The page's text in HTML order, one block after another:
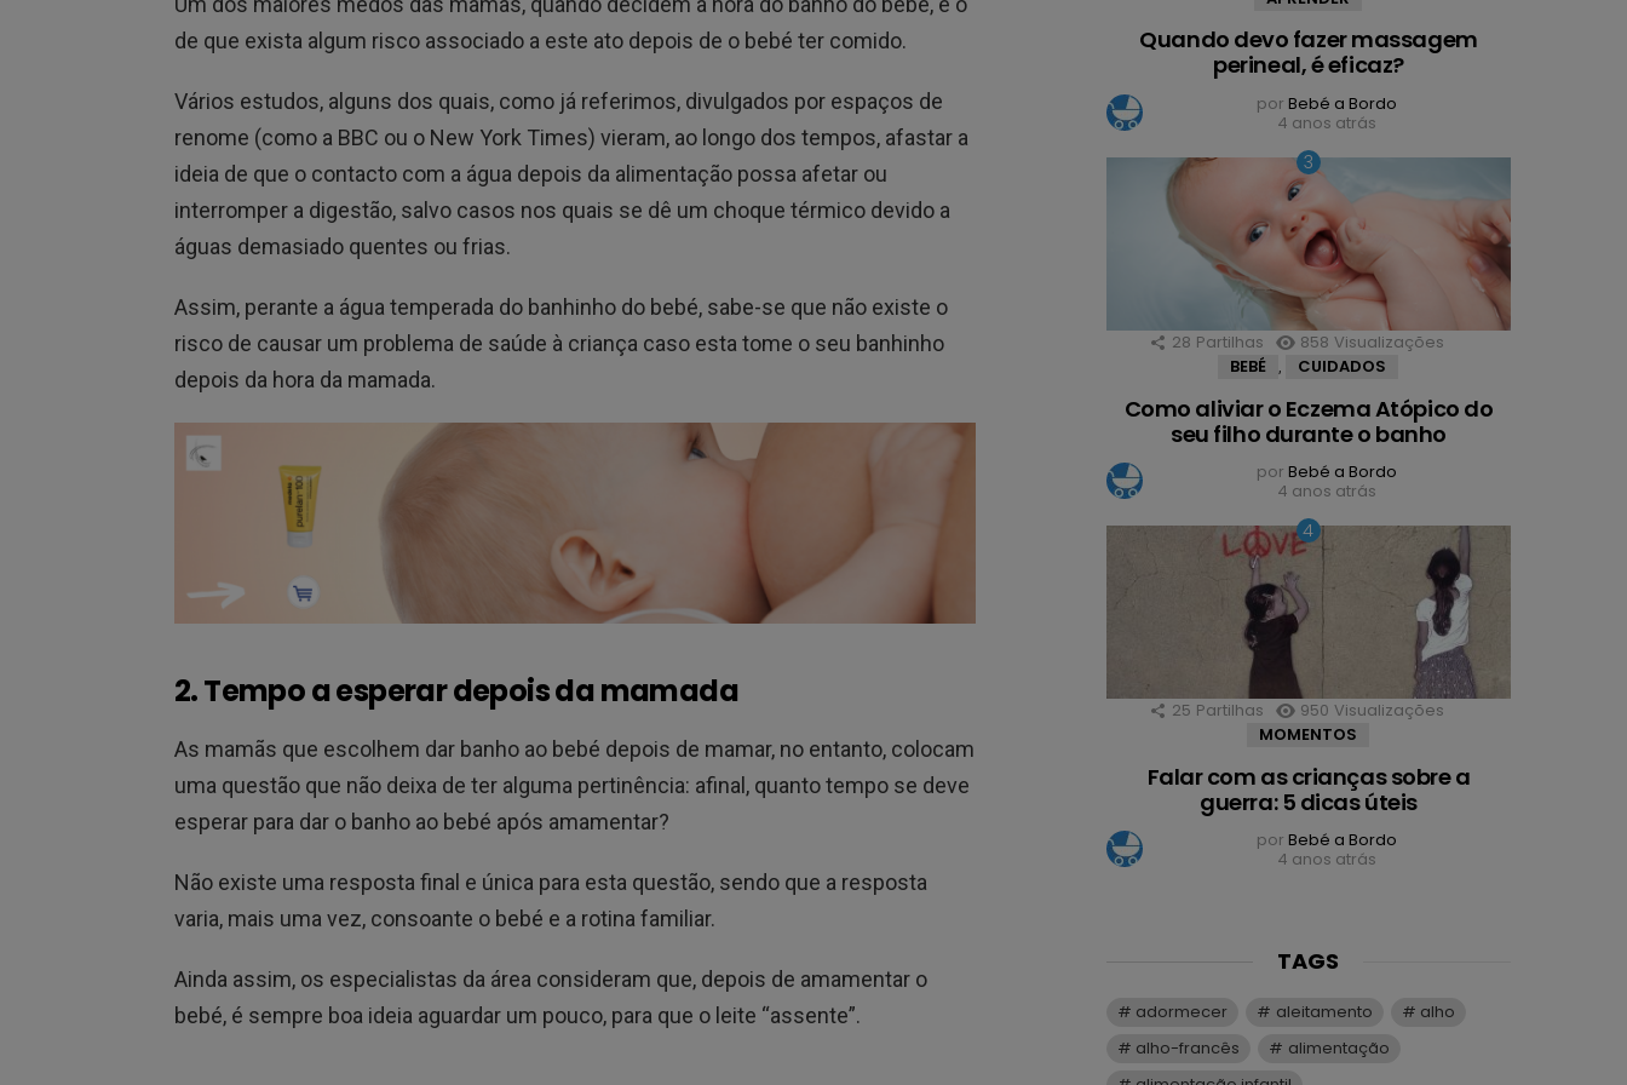
de que exista algum risco associado a este ato depois de o bebé ter comido.
Vários estudos, alguns dos quais, como já referimos, divulgados por espaços de
renome (como a BBC ou o New York Times) vieram, ao longo dos tempos, afastar a
ideia de que o contacto com a água depois da alimentação possa afetar ou
interromper a digestão, salvo casos nos quais se dê um choque térmico devido a
águas demasiado quentes ou frias.
Assim, perante a água temperada do banhinho do bebé, sabe-se que não existe o
risco de causar um problema de saúde à criança caso esta tome o seu banhinho
depois da hora da mamada.
2. Tempo a esperar depois da mamada
As mamãs que escolhem dar banho ao bebé depois de mamar, no entanto, colocam
uma questão que não deixa de ter alguma pertinência: afinal, quanto tempo se deve
esperar para dar o banho ao bebé após amamentar?
Não existe uma resposta final e única para esta questão, sendo que a resposta
varia, mais uma vez, consoante o bebé e a rotina familiar.
Ainda assim, os especialistas da área consideram que, depois de amamentar o
bebé, é sempre boa ideia aguardar um pouco, para que o leite “assente”.
Quando devo fazer massagem
perineal, é eficaz?
por Bebé a Bordo
4 anos atrás
28 Partilhas 858 Visualizações
BEBÉ
CUIDADOS
Como aliviar o Eczema Atópico do
seu filho durante o banho
por Bebé a Bordo
4 anos atrás
25 Partilhas 950 Visualizações
MOMENTOS
Falar com as crianças sobre a
guerra: 5 dicas úteis
por Bebé a Bordo
4 anos atrás
TAGS
adormecer aleitamento
alho
alho-francês
alimentação